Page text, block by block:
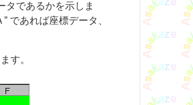
であるかを示しま
であれば座標データ、
す。